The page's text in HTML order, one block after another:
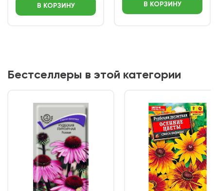
В КОРЗИНУ В КОРЗИНУ
Бестселлеры в этой категории